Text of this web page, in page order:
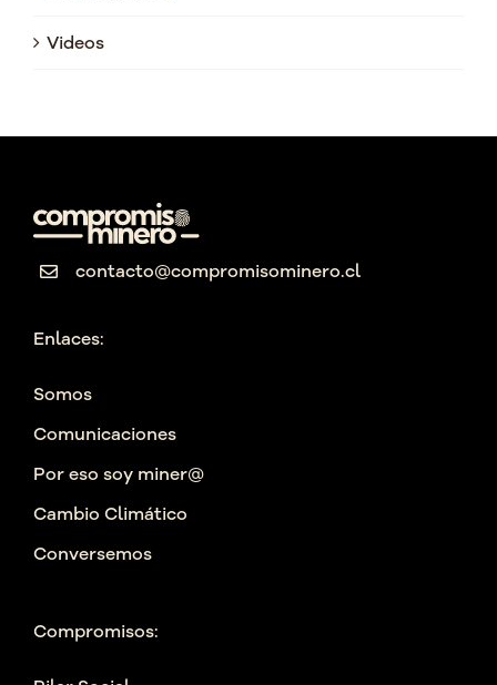
Videos
contacto@compromisominero.cl
Enlaces:
Somos
Comunicaciones
Por eso soy miner@
Cambio Climático
Conversemos
Compromisos: